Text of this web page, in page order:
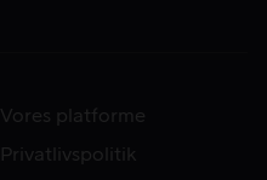
Vores platforme
Privatlivspolitik